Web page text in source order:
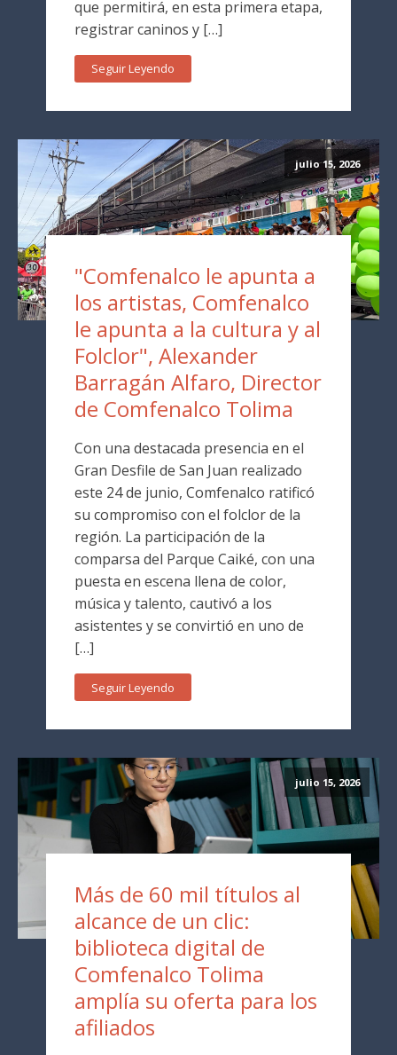
que permitirá, en esta primera etapa,
registrar caninos y […]
Seguir Leyendo
julio 15, 2026
"Comfenalco le apunta a
los artistas, Comfenalco
le apunta a la cultura y al
Folclor", Alexander
Barragán Alfaro, Director
de Comfenalco Tolima
Con una destacada presencia en el
Gran Desfile de San Juan realizado
este 24 de junio, Comfenalco ratificó
su compromiso con el folclor de la
región. La participación de la
comparsa del Parque Caiké, con una
puesta en escena llena de color,
música y talento, cautivó a los
asistentes y se convirtió en uno de
[…]
Seguir Leyendo
julio 15, 2026
Más de 60 mil títulos al
alcance de un clic:
biblioteca digital de
Comfenalco Tolima
amplía su oferta para los
afiliados